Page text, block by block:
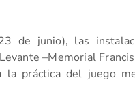
de junio), las
–Memorial
la práctica del juego